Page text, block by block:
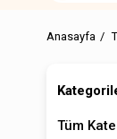
Anasayfa
Tüm